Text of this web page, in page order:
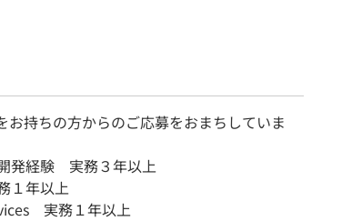
お持ちの方からのご応募をおまちしていま
発経験 実務３年以上
１年以上
実務１年以上